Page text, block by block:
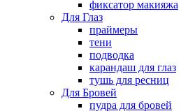
фиксатор макияжа
Для Глаз
праймеры
тени
подводка
карандаш для глаз
тушь для ресниц
Для Бровей
пудра для бровей